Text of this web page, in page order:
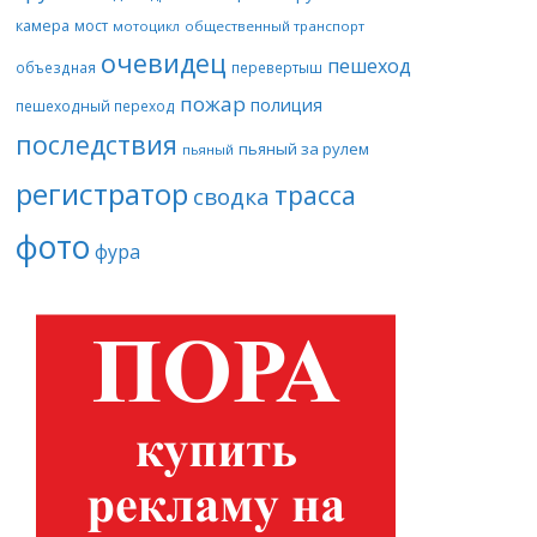
камера мост мотоцикл общественный транспорт
объездная очевидец перевертыш пешеход
пешеходный переход пожар полиция
последствия пьяный пьяный за рулем
регистратор сводка трасса
фото фура